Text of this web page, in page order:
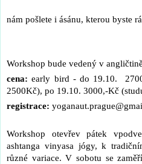
nám pošlete i ásánu, kterou byste
Workshop bude vedený v angličtině
cena: early bird - do 19.10.
2500Kč), po 19.10. 3000,-Kč
registrace:
Workshop otevřev pátek
ashtanga vinyasa jógy, k
různé variace. V sobotu se